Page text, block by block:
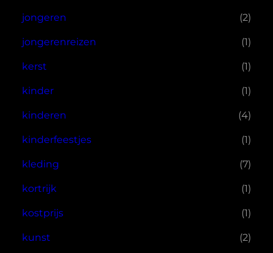
jongeren (2)
jongerenreizen (1)
kerst (1)
kinder (1)
kinderen (4)
kinderfeestjes (1)
kleding (7)
kortrijk (1)
kostprijs (1)
kunst (2)